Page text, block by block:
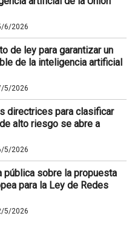
6/2026
de ley para garantizar un
de la inteligencia artificial
5/2026
directrices para clasificar
alto riesgo se abre a
5/2026
pública sobre la propuesta
para la Ley de Redes
5/2026